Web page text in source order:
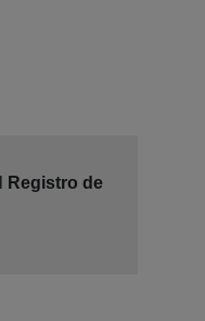
Registro de